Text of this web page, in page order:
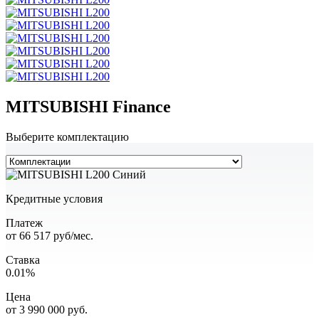
MITSUBISHI Finance
Выберите комплектацию
Кредитные условия
Платеж
от 66 517 руб/мес.
Ставка
0.01%
Цена
от 3 990 000 руб.